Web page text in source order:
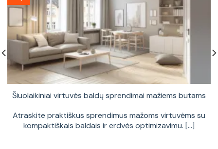
Šiuolaikiniai virtuvės baldų sprendimai mažiems butams
Atraskite praktiškus sprendimus mažoms virtuvėms su
kompaktiškais baldais ir erdvės optimizavimu. [...]